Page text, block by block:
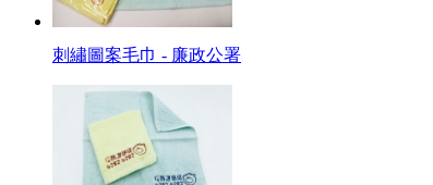
刺繡圖案毛巾 - 廉政公署